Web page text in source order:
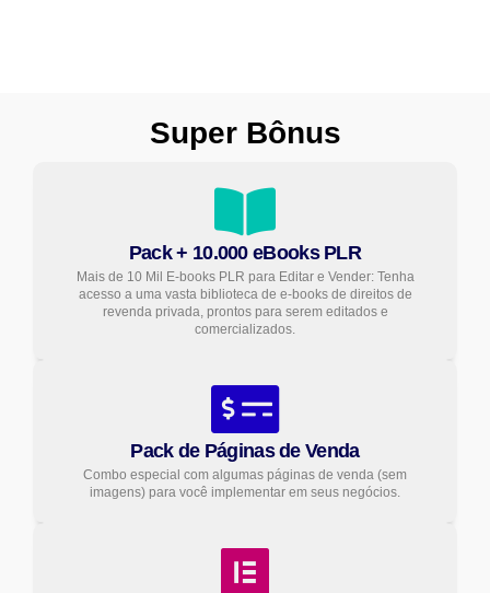
Super Bônus
Pack + 10.000 eBooks PLR
Mais de 10 Mil E-books PLR para Editar e Vender: Tenha
acesso a uma vasta biblioteca de e-books de direitos de
revenda privada, prontos para serem editados e
comercializados.
Pack de Páginas de Venda
Combo especial com algumas páginas de venda (sem
imagens) para você implementar em seus negócios.